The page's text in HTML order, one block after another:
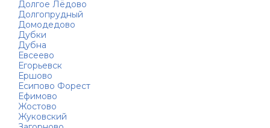
Долгое Лёдово
Долгопрудный
Домодедово
Дубки
Дубна
Евсеево
Егорьевск
Ершово
Есипово Форест
Ефимово
Жостово
Жуковский